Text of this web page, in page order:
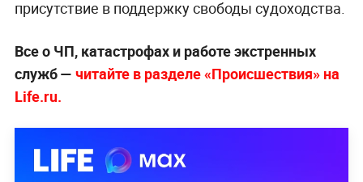
присутствие в поддержку свободы судоходства.
Все о ЧП, катастрофах и работе экстренных
служб — читайте в разделе «Происшествия» на
Life.ru.